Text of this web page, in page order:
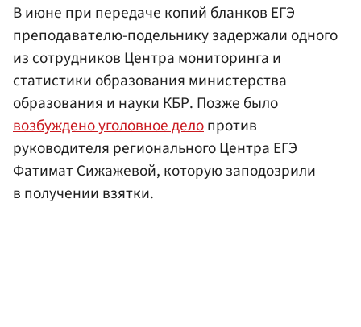
В июне при передаче копий бланков ЕГЭ
преподавателю-подельнику задержали одного
из сотрудников Центра мониторинга и
статистики образования министерства
образования и науки КБР. Позже было
возбуждено уголовное делопротив
руководителя регионального Центра ЕГЭ
Фатимат Сижажевой, которую заподозрили
в получении взятки.